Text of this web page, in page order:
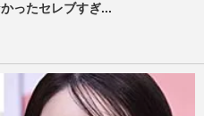
ったセレブすぎ...